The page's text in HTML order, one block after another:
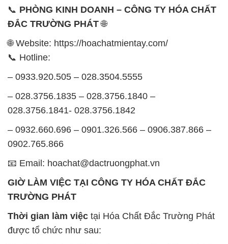
📞 PHÒNG KINH DOANH – CÔNG TY HÓA CHẤT
ĐẮC TRƯỜNG PHÁT🌐
🌐 Website: https://hoachatmientay.com/
📞 Hotline:
– 0933.920.505 – 028.3504.5555
– 028.3756.1835 – 028.3756.1840 –
028.3756.1841- 028.3756.1842
– 0932.660.696 – 0901.326.566 – 0906.387.866 –
0902.765.866
📧 Email: hoachat@dactruongphat.vn
GIỜ LÀM VIỆC TẠI CÔNG TY HÓA CHẤT ĐẮC
TRƯỜNG PHÁT
Thời gian làm việc tại Hóa Chất Đắc Trường Phát
được tổ chức như sau: